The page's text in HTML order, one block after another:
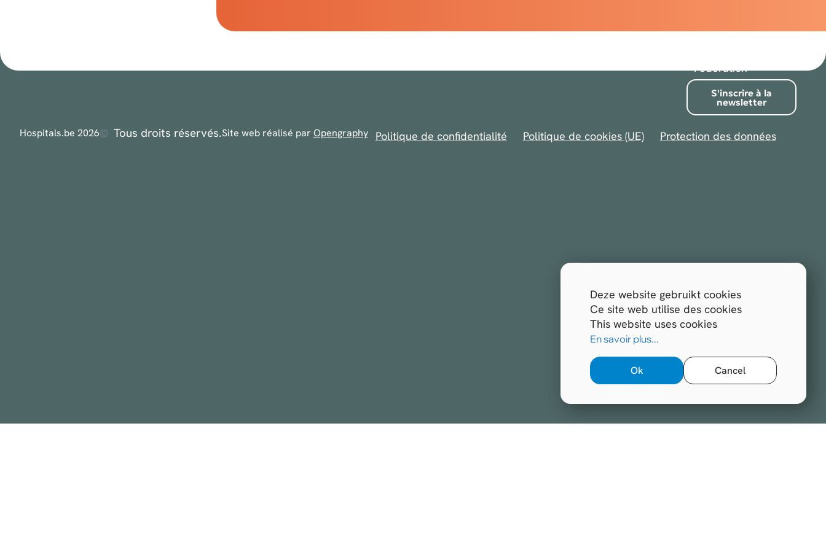
Deze website gebruikt cookies
Ce site web utilise des cookies
This website uses cookies
En savoir plus...
Ok Cancel
Contact
Federation
S'inscrire à la
newsletter
Hospitals.be 2026 Tous droits réservés.Site web réalisé par Opengraphy Politique de confidentialité Politique de cookies (UE) Protection des données